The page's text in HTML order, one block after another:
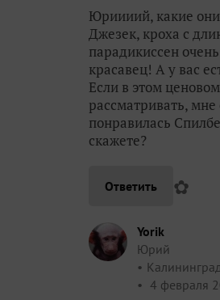
Юриииий, какие
Джезек, кроха с
парадикиссен
красавец! А у вас
Если в этом
рассматривать,
понравилась
скажете?
Ответить ✿
Yorik
Юрий
4 февраля